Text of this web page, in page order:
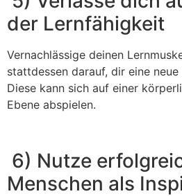
der Lernfähigkeit
Vernachlässige deinen
stattdessen darauf, dir eine
Diese kann sich auf einer
Ebene abspielen.
6) Nutze
Menschen als